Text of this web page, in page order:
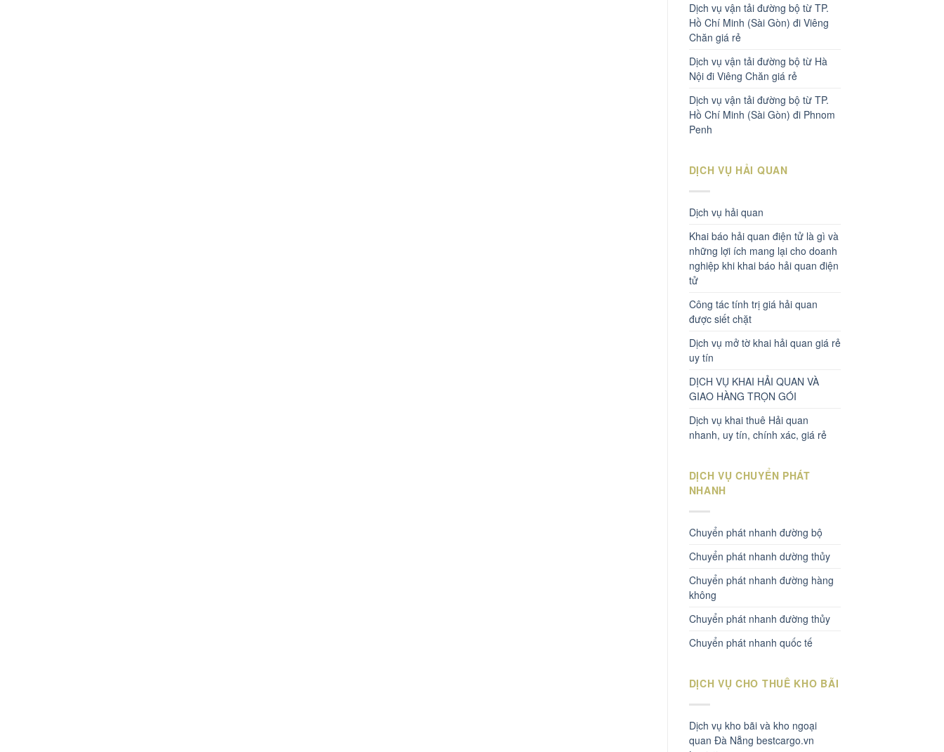
Dịch vụ vận tải đường bộ từ TP.
Hồ Chí Minh (Sài Gòn) đi Viêng
Chăn giá rẻ
Dịch vụ vận tải đường bộ từ Hà
Nội đi Viêng Chăn giá rẻ
Dịch vụ vận tải đường bộ từ TP.
Hồ Chí Minh (Sài Gòn) đi Phnom
Penh
DỊCH VỤ HẢI QUAN
Dịch vụ hải quan
Khai báo hải quan điện tử là gì và
những lợi ích mang lại cho doanh
nghiệp khi khai báo hải quan điện
tử
Công tác tính trị giá hải quan
được siết chặt
Dịch vụ mở tờ khai hải quan giá rẻ
uy tín
DỊCH VỤ KHAI HẢI QUAN VÀ
GIAO HÀNG TRỌN GÓI
Dịch vụ khai thuê Hải quan
nhanh, uy tín, chính xác, giá rẻ
DỊCH VỤ CHUYỂN PHÁT
NHANH
Chuyển phát nhanh đường bộ
Chuyển phát nhanh dường thủy
Chuyển phát nhanh đường hàng
không
Chuyển phát nhanh đường thủy
Chuyển phát nhanh quốc tế
DỊCH VỤ CHO THUÊ KHO BÃI
Dịch vụ kho bãi và kho ngoại
quan Đà Nẵng bestcargo.vn